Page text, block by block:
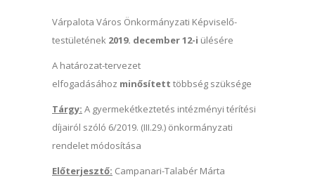
Várpalota Város Önkormányzati Képviselő-
testületének 2019. december 12-i ülésére
A határozat-tervezet
elfogadásához minősített többség szüksége
Tárgy: A gyermekétkeztetés intézményi térítési
díjairól szóló 6/2019. (III.29.) önkormányzati
rendelet módosítása
Előterjesztő: Campanari-Talabér Márta